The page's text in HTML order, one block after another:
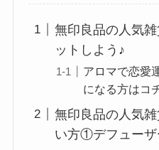
無印良品の人気
ットしよう♪
アロマで恋愛
になる方はコ
無印良品の人気
い方①デフューザ